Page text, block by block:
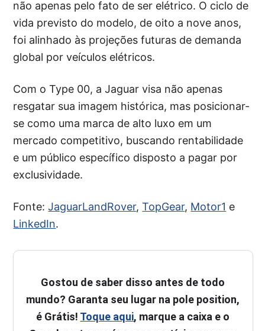
não apenas pelo fato de ser elétrico. O ciclo de
vida previsto do modelo, de oito a nove anos,
foi alinhado às projeções futuras de demanda
global por veículos elétricos.
Com o Type 00, a Jaguar visa não apenas
resgatar sua imagem histórica, mas posicionar-
se como uma marca de alto luxo em um
mercado competitivo, buscando rentabilidade
e um público específico disposto a pagar por
exclusividade.
Fonte:JaguarLandRover,TopGear, Motor1 e
LinkedIn.
Gostou de saber disso antes de todo
mundo? Garanta seu lugar na pole position,
é Grátis! Toque aqui, marque a caixa e o